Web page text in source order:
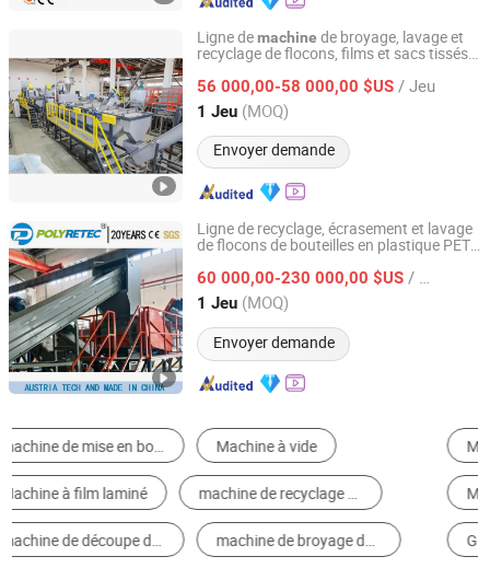
Ligne demachine de broyage, lavage et
recyclage de flocons, films et sacs tissés
PET
56 000,00-58 000,00 $US / Jeu
1 Jeu (MOQ)
Envoyer demande
Jiangsu Mooge Machine Co., Ltd.
Jiangsu, China Depuis 2008
Ligne de recyclage, écrasement et lavage
de flocons de bouteilles en plastique PET
caoutchouc, tuyau PVC, LDPE, LLDPE, PP,
film PE, sac tissé jumbo
60 000,00-230 000,00 $US / Jeu
1 Jeu (MOQ)
Envoyer demande
Suzhou Polytec Machine Co., Ltd.
Jiangsu, China Depuis 2022
Machine de Recyclage de Plastique Broyeur de Plastique
Machine de Recyclage de Métal
Granulateur de Plastique Autre Machinerie Textile